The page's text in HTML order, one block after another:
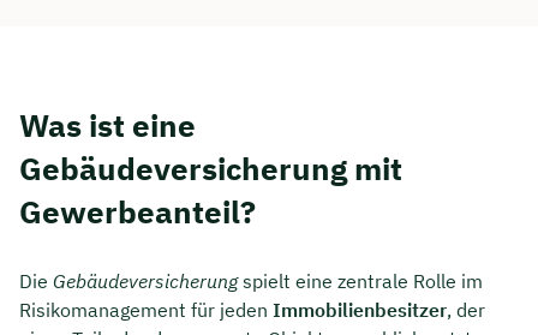
Was ist eine
Gebäudeversicherung mit
Gewerbeanteil?
Die Gebäudeversicherungspielt eine zentrale Rolle im
Risikomanagement für jeden Immobilienbesitzer, der